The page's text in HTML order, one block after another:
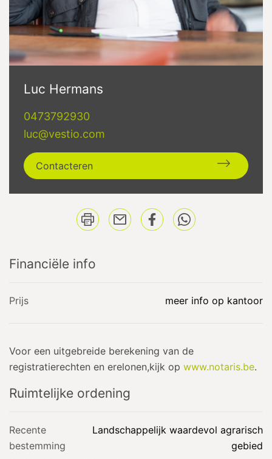
Luc Hermans
0473792930
luc@vestio.com
Contacteren
Financiële info
Prijs meer info op kantoor
Voor een uitgebreide berekening van de
registratierechten en erelonen,kijk op www.notaris.be.
Ruimtelijke ordening
Recente
bestemming
Landschappelijk waardevol agrarisch
gebied